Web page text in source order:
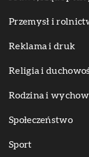
Przemysł i
Reklama i druk
Religia i
Rodzina i
Społeczeństwo
Sport